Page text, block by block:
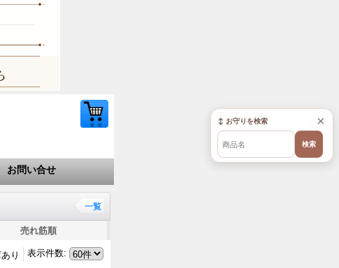
お問い合せ
一覧
売れ筋順
表示件数:
り
×
↕ お守りを検索
検索